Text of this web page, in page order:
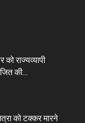
राज्यव्यापी
की...
को टक्कर मारने